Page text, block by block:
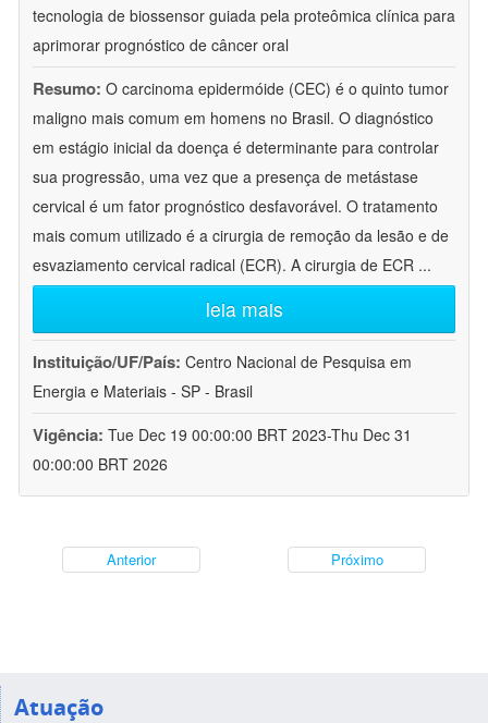
tecnologia de biossensor guiada pela proteômica clínica para
aprimorar prognóstico de câncer oral
Resumo: O carcinoma epidermóide (CEC) é o quinto tumor
maligno mais comum em homens no Brasil. O diagnóstico
em estágio inicial da doença é determinante para controlar
sua progressão, uma vez que a presença de metástase
cervical é um fator prognóstico desfavorável. O tratamento
mais comum utilizado é a cirurgia de remoção da lesão e de
esvaziamento cervical radical (ECR). A cirurgia de ECR ...
leia mais
Instituição/UF/País: Centro Nacional de Pesquisa em
Energia e Materiais - SP - Brasil
Vigência: Tue Dec 19 00:00:00 BRT 2023-Thu Dec 31
00:00:00 BRT 2026
Anterior Próximo
Atuação